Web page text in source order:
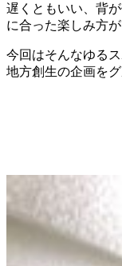
遅くともいい、背
に合った楽しみ方が
今回はそんなゆる
地方創生の企画を